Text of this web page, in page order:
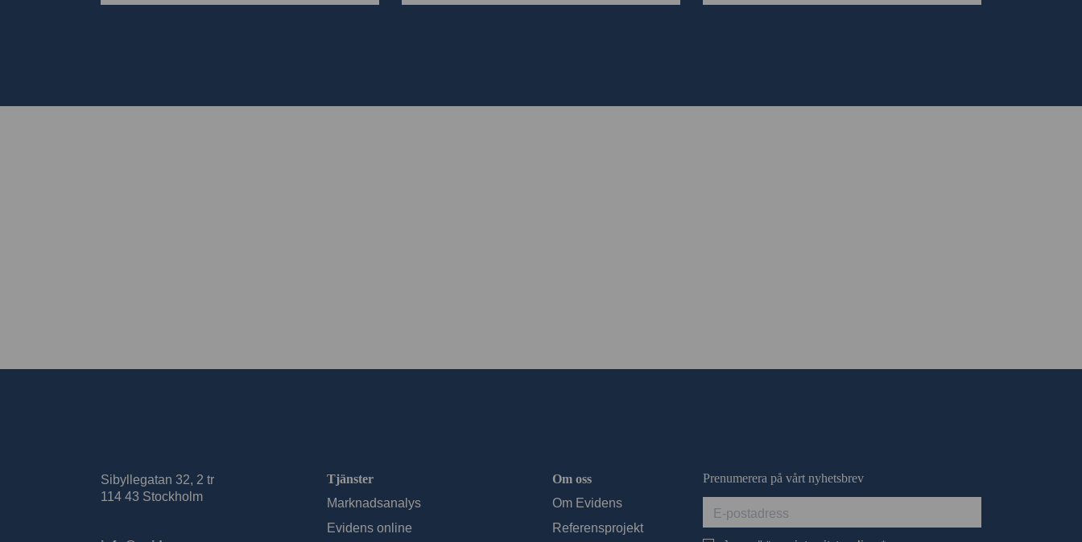
Sibyllegatan 32, 2 tr
114 43 Stockholm
Tjänster
Marknadsanalys
Evidens online
Om oss
Om Evidens
Referensprojekt
Prenumerera på vårt nyhetsbrev